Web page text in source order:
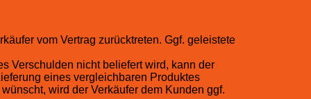
vom Vertrag zurücktreten. Ggf. geleistete
Verschulden nicht beliefert wird, kann der
eines vergleichbaren Produktes
wird der Verkäufer dem Kunden ggf.